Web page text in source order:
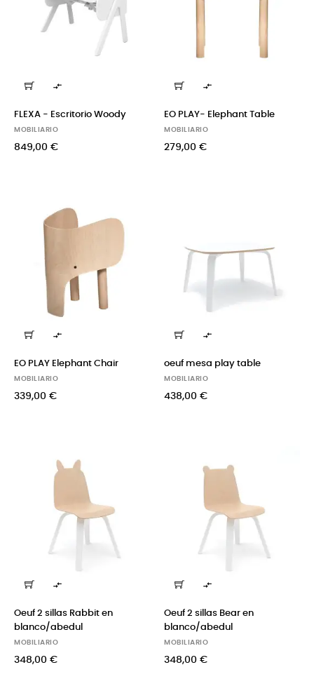

FLEXA - Escritorio Woody
MOBILIARIO
849,00 €

EO PLAY- Elephant Table
MOBILIARIO
279,00 €

EO PLAY Elephant Chair
MOBILIARIO
339,00 €

oeuf mesa play table
MOBILIARIO
438,00 €

Oeuf 2 sillas Rabbit en
blanco/abedul
MOBILIARIO
348,00 €

Oeuf 2 sillas Bear en
blanco/abedul
MOBILIARIO
348,00 €